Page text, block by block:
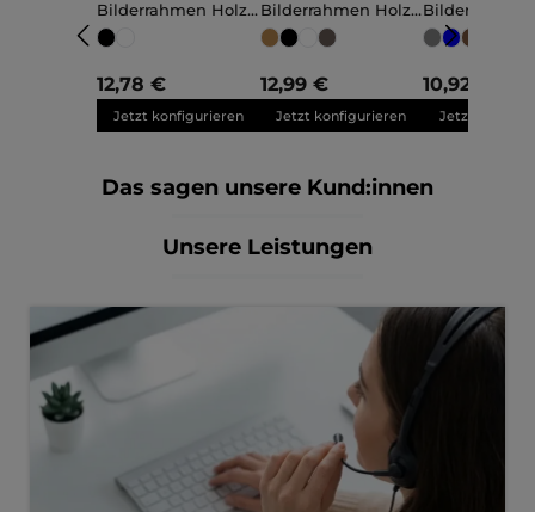
Bilderrahmen Holz
Charlotte
Maßanfertigung
12,78 €
Jetzt konfigurieren
Bilderrahmen Holz
Elva
Maßanfertigung
12,99 €
Jetzt konfigurieren
Nele
10,92 €
Jetzt
Das sagen unsere Kund:innen
Unsere Leistungen